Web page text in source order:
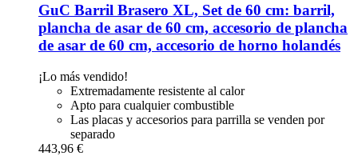
GuC Barril Brasero XL, Set de 60 cm: barril,
plancha de asar de 60 cm, accesorio de plancha
de asar de 60 cm, accesorio de horno holandés
¡Lo más vendido!
Extremadamente resistente al calor
Apto para cualquier combustible
Las placas y accesorios para parrilla se venden por
separado
443,96 €